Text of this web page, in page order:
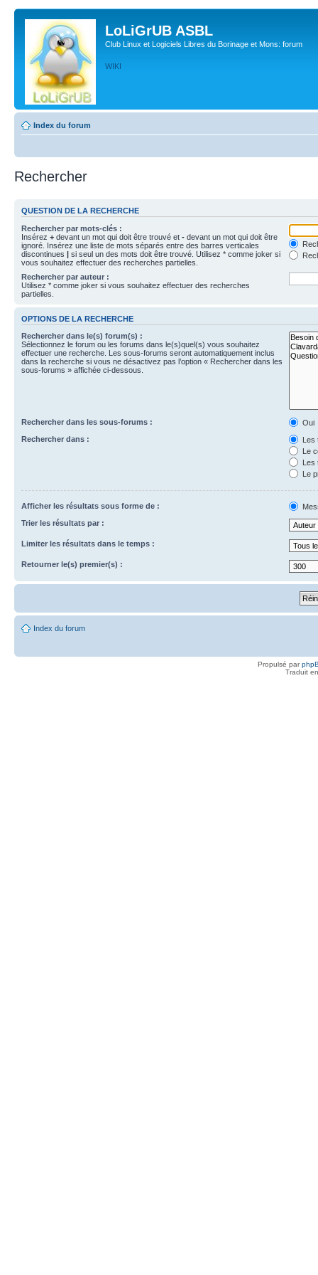
LoLiGrUB ASBL
Club Linux et Logiciels Libres du Borinage et Mons: forum
WIKI
Index du forum
Rechercher
QUESTION DE LA RECHERCHE
Rechercher par mots-clés :
Insérez + devant un mot qui doit être trouvé et - devant un mot qui doit être
ignoré. Insérez une liste de mots séparés entre des barres verticales
discontinues | si seul un des mots doit être trouvé. Utilisez * comme joker si
vous souhaitez effectuer des recherches partielles.
Rechercher par auteur :
Utilisez * comme joker si vous souhaitez effectuer des recherches
partielles.
OPTIONS DE LA RECHERCHE
Rechercher dans le(s) forum(s) :
Sélectionnez le forum ou les forums dans le(s)quel(s) vous souhaitez
effectuer une recherche. Les sous-forums seront automatiquement inclus
dans la recherche si vous ne désactivez pas l’option « Rechercher dans les
sous-forums » affichée ci-dessous.
Rechercher dans les sous-forums :
Oui
Rechercher dans :
Les
Le
Les
Le
Afficher les résultats sous forme de :
Trier les résultats par :
Limiter les résultats dans le temps :
Retourner le(s) premier(s) :
Index du forum
Propulsé par
Traduit